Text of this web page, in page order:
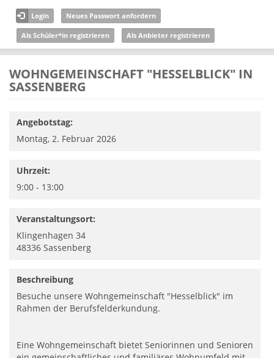
Direkt zum Inhalt
Login Neues Passwort anfordern
Als Schüler*in registrieren Als Anbieter registrieren
WOHNGEMEINSCHAFT "HESSELBLICK" IN
SASSENBERG
Angebotstag:
Montag, 2. Februar 2026
Uhrzeit:
9:00 - 13:00
Veranstaltungsort:
Klingenhagen 34
48336 Sassenberg
Beschreibung
Besuche unsere Wohngemeinschaft "Hesselblick" im
Rahmen der Berufsfelderkundung.
Eine Wohngemeinschaft bietet Seniorinnen und Senioren